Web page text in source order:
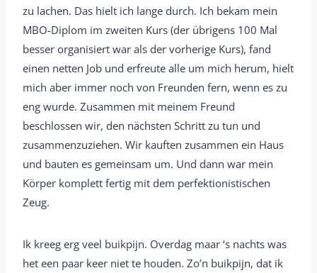
zu lachen. Das hielt ich lange durch. Ich bekam mein
MBO-Diplom im zweiten Kurs (der übrigens 100 Mal
besser organisiert war als der vorherige Kurs), fand
einen netten Job und erfreute alle um mich herum, hielt
mich aber immer noch von Freunden fern, wenn es zu
eng wurde. Zusammen mit meinem Freund
beschlossen wir, den nächsten Schritt zu tun und
zusammenzuziehen. Wir kauften zusammen ein Haus
und bauten es gemeinsam um. Und dann war mein
Körper komplett fertig mit dem perfektionistischen
Zeug.
Ik kreeg erg veel buikpijn. Overdag maar ‘s nachts was
het een paar keer niet te houden. Zo’n buikpijn, dat ik